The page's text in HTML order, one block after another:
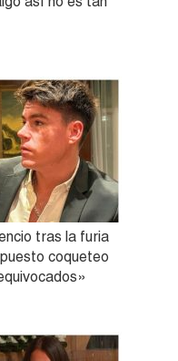
tras la furia
coqueteo